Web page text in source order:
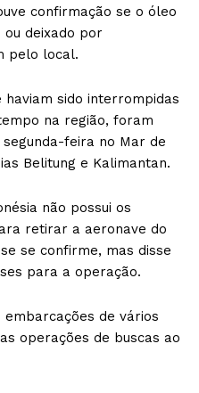
confirmação se o óleo
ou deixado por
pelo local.
haviam sido interrompidas
na região, foram
feira no Mar de
Belitung e Kalimantan.
não possui os
retirar a aeronave do
se confirme, mas disse
para a operação.
embarcações de vários
operações de buscas ao